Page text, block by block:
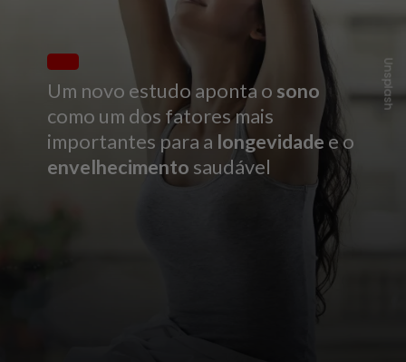
Um novo estudo aponta o sono
como um dos fatores mais
importantes para a longevidade e o
envelhecimento saudável
Unsplash